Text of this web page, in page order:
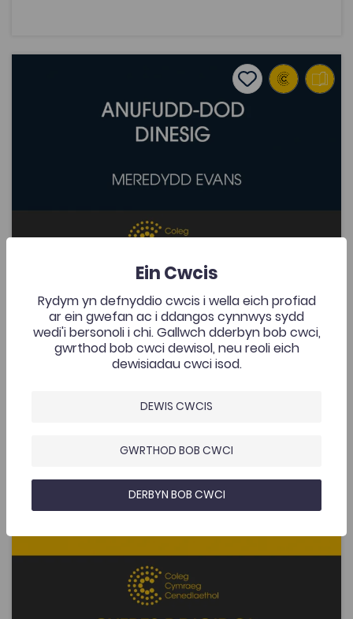
Anufudd-dod Dinesig – Meredydd Evans
Add to favourites
Ychwanegwyd: 03/06/2020 2K
Anufudd-dod Dinesig – Meredydd Evans
Add to favourites
Anufudd-dod Dinesig – Meredydd Evans
Gwleidyddiaeth
Adnodd Coleg Cymraeg
Darlith yn trafod amodau moesol gweithredu
Gymraeg. Dyma Ddarlith Goffa J. R. Jones, 1993.
AGOR
Areithiau Eisteddfod Aberafan – J. R. Jones (gol.)
Areithiau Eisteddfod Aberafan – J. R. Jones
Tagiau
Athroniaeth
Gwleidyddiaeth
Cymdeithaseg a Pholisi Cymdeithasol
DECHE
Adnodd Coleg Cymraeg
Casgliad o bedair araith gan J. R. Jones, Siôn Daniel,
Emyr Llywelyn ac Alwyn D. Rees a draddodwyd yn
Ein Cwcis
Rydym yn defnyddio cwcis i wella eich profiad
ar ein gwefan ac i ddangos cynnwys sydd
wedi'i bersonoli i chi. Gallwch dderbyn bob cwci,
gwrthod bob cwci dewisol, neu reoli eich
dewisiadau cwci isod.
DEWIS CWCIS
GWRTHOD BOB CWCI
DERBYN BOB CWCI